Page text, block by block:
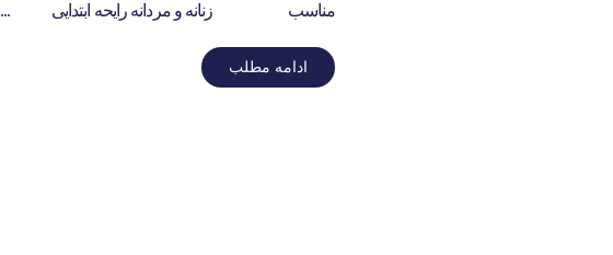
مناسب زنانه و مردانه رایحه ابتدایی ...
ادامه مطلب